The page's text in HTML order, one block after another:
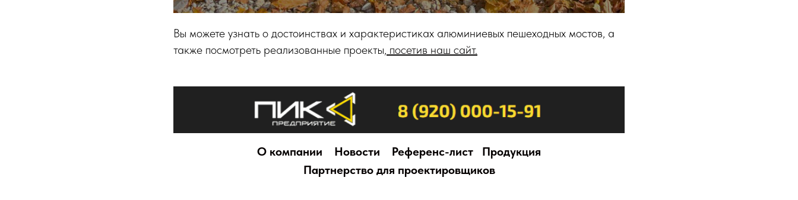
Вы можете узнать о достоинствах и характеристиках алюминиевых пешеходных мостов, а
также посмотреть реализованные проекты, посетив наш сайт.
О компании Новости Референс-лист
Продукция
Партнерство для проектировщиков